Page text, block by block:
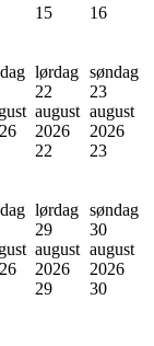
15
16
lørdag
22
august
2026
22
søndag
23
august
2026
23
lørdag
29
august
2026
29
søndag
30
august
2026
30